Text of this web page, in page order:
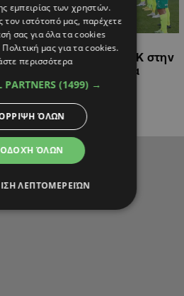
28.05.2023
«Pasillo» από την ΑΕΚ στην
κυπελλούχο Ομόνοια
(ΒΙΝΤΕΟ)
εμπειρίας των χρηστών.
τον ιστότοπό μας, παρέχετε
σας για όλα τα cookies
μας για τα cookies.
περισσότερα
(1499) →
ΌΛΩΝ
ΌΛΩΝ
ΛΕΠΤΟΜΕΡΕΙΏΝ